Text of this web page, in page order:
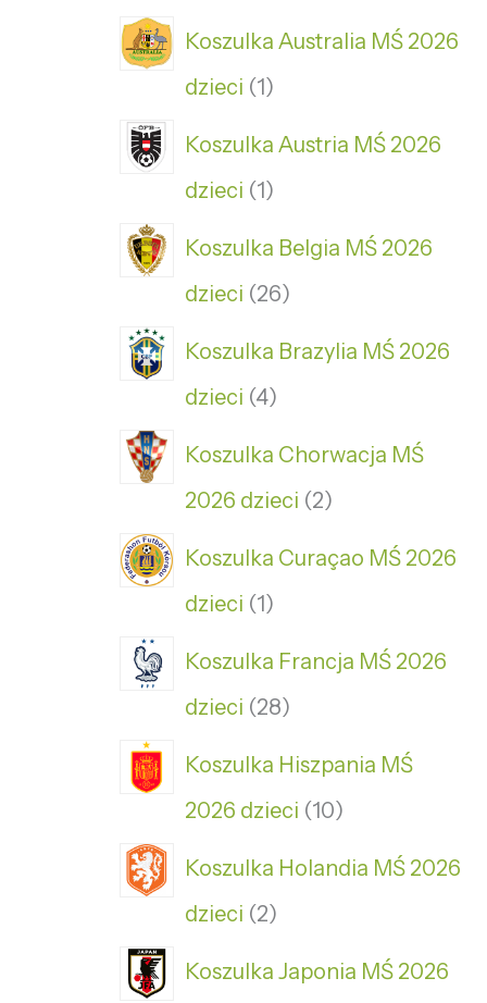
Koszulka Australia MŚ 2026
dzieci 1
Koszulka Austria MŚ 2026
dzieci 1
Koszulka Belgia MŚ 2026
dzieci 26
Koszulka Brazylia MŚ 2026
dzieci 4
Koszulka Chorwacja MŚ
2026 dzieci 2
Koszulka Curaçao MŚ 2026
dzieci 1
Koszulka Francja MŚ 2026
dzieci 28
Koszulka Hiszpania MŚ
2026 dzieci 10
Koszulka Holandia MŚ 2026
dzieci 2
Koszulka Japonia MŚ 2026